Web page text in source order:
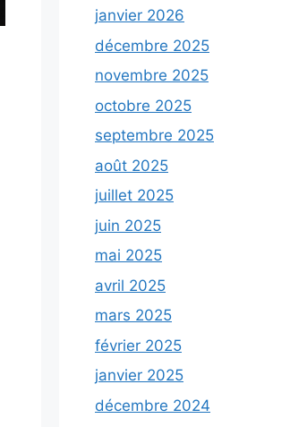
janvier 2026
décembre 2025
novembre 2025
octobre 2025
septembre 2025
août 2025
juillet 2025
juin 2025
mai 2025
avril 2025
mars 2025
février 2025
janvier 2025
décembre 2024